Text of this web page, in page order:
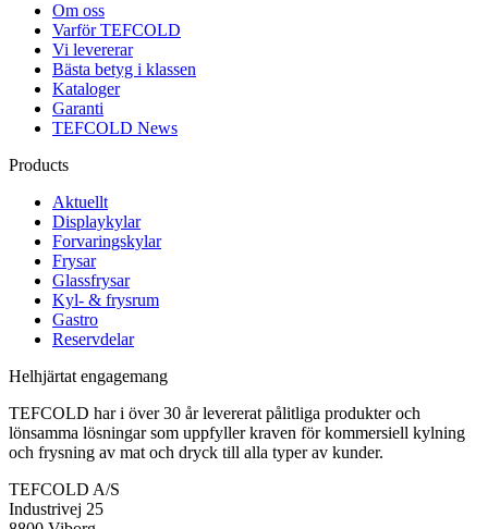
Om oss
Varför TEFCOLD
Vi levererar
Bästa betyg i klassen
Kataloger
Garanti
TEFCOLD News
Products
Aktuellt
Displaykylar
Forvaringskylar
Frysar
Glassfrysar
Kyl- & frysrum
Gastro
Reservdelar
Helhjärtat engagemang
TEFCOLD har i över 30 år levererat pålitliga produkter och
lönsamma lösningar som uppfyller kraven för kommersiell kylning
och frysning av mat och dryck till alla typer av kunder.
TEFCOLD A/S
Industrivej 25